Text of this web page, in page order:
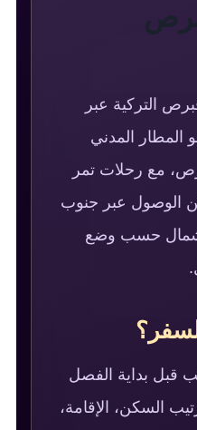
التركية عبر
المطار المدني
مع رحلات تمر
الوصول عبر جنوب
حسب وضع
قبل بداية الفصل
السكن، الإقامة،